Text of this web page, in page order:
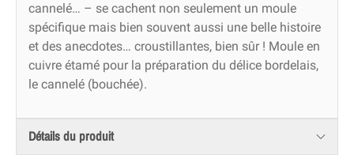
cannelé… – se cachent non seulement un moule
spécifique mais bien souvent aussi une belle histoire
et des anecdotes… croustillantes, bien sûr ! Moule en
cuivre étamé pour la préparation du délice bordelais,
le cannelé (bouchée).
Détails du produit